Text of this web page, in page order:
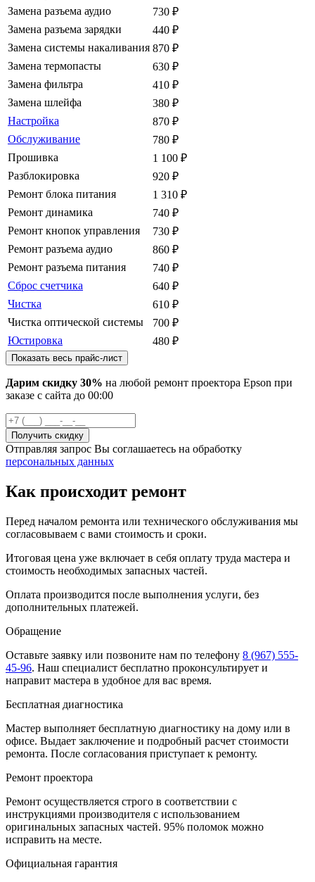
Замена разъема аудио
730 ₽
Замена разъема зарядки
440 ₽
Замена системы накаливания 870 ₽
Замена термопасты
630 ₽
Замена фильтра
410 ₽
Замена шлейфа
380 ₽
Настройка
870 ₽
Обслуживание
780 ₽
Прошивка
1 100 ₽
Разблокировка
920 ₽
Ремонт блока питания
1 310 ₽
Ремонт динамика
740 ₽
Ремонт кнопок управления
730 ₽
Ремонт разъема аудио
860 ₽
Ремонт разъема питания
740 ₽
Сброс счетчика
640 ₽
Чистка
610 ₽
Чистка оптической системы
700 ₽
Юстировка
480 ₽
Показать весь прайс-лист
Дарим скидку 30% на любой ремонт проектора Epson при
заказе с сайта до 00:00
Отправляя запрос Вы соглашаетесь на обработку
персональных данных
Как происходит ремонт
Перед началом ремонта или технического обслуживания мы
согласовываем с вами стоимость и сроки.
Итоговая цена уже включает в себя оплату труда мастера и
стоимость необходимых запасных частей.
Оплата производится после выполнения услуги, без
дополнительных платежей.
Обращение
Оставьте заявку или позвоните нам по телефону 8 (967) 555-
45-96. Наш специалист бесплатно проконсультирует и
направит мастера в удобное для вас время.
Бесплатная диагностика
Мастер выполняет бесплатную диагностику на дому или в
офисе. Выдает заключение и подробный расчет стоимости
ремонта. После согласования приступает к ремонту.
Ремонт проектора
Ремонт осуществляется строго в соответствии с
инструкциями производителя с использованием
оригинальных запасных частей. 95% поломок можно
исправить на месте.
Официальная гарантия